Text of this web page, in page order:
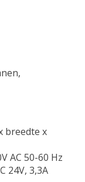
breedte x
AC 50-60 Hz
24V, 3,3A